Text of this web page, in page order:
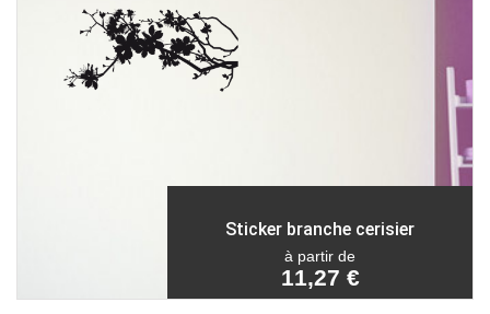
Sticker branche cerisier
à partir de
11,27 €